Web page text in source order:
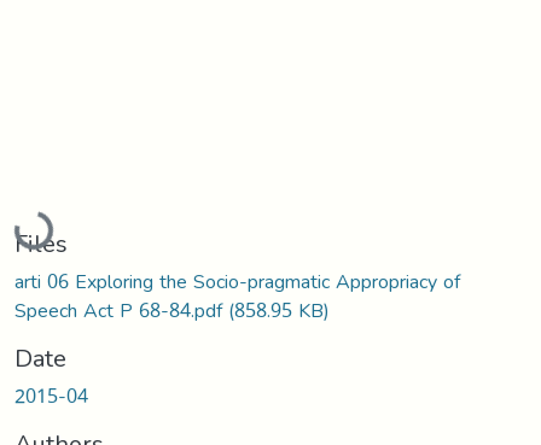
Loading...
Files
arti 06 Exploring the Socio-pragmatic Appropriacy of
Speech Act P 68-84.pdf(858.95 KB)
Date
2015-04